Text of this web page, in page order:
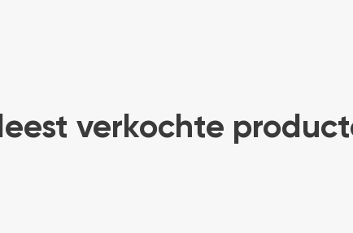
verkochte